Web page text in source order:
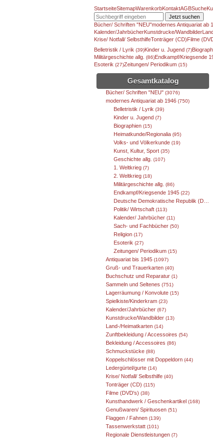
StartseiteSitemapWarenkorbKontaktAGBSuche
Jetzt suchen
Bücher/ Schriften "NEU"modernes Antiquariat ab
Kalender/JahrbücherKunstdrucke/Wandbilder
Krise/ Notfall/ SelbsthilfeTonträger (CD)Filme
Belletristik / Lyrik (39)Kinder u. Jugend (7)
Militärgeschichte allg. (86)Endkampf/Kriegsende
Esoterik (27)Zeitungen/ Periodikum (15)
Gesamtkatalog
Bücher/ Schriften "NEU" (3076)
modernes Antiquariat ab 1946 (750)
Belletristik / Lyrik (39)
Kinder u. Jugend (7)
Biographien (15)
Heimatkunde/Regionalia (95)
Volks- und Völkerkunde (19)
Kunst, Kultur, Sport (35)
Geschichte allg. (107)
1. Weltkrieg (7)
2. Weltkrieg (18)
Militärgeschichte allg. (86)
Endkampf/Kriegsende 1945 (22)
Deutsche Demokratische Republik (DDR)
Politik/ Wirtschaft (113)
Kalender/ Jahrbücher (11)
Sach- und Fachbücher (50)
Religion (17)
Esoterik (27)
Zeitungen/ Periodikum (15)
Antiquariat bis 1945 (1097)
Gruß- und Trauerkarten (40)
Buchschutz und Reparatur (1)
Sammeln und Seltenes (751)
Lagerräumung / Konvolute (15)
Spielkiste/Kinderkram (23)
Kalender/Jahrbücher (67)
Kunstdrucke/Wandbilder (13)
Land-/Heimatkarten (14)
Zunftbekleidung / Accessoires (54)
Bekleidung / Accessoires (86)
Schmuckstücke (88)
Koppelschlösser mit Doppeldorn (44)
Ledergürtel/gurte (14)
Krise/ Notfall/ Selbsthilfe (40)
Tonträger (CD) (115)
Filme (DVD's) (38)
Kunsthandwerk / Geschenkartikel (168)
Genußwaren/ Spirituosen (51)
Flaggen / Fahnen (139)
Tassenwerkstatt (101)
Regionale Dienstleistungen (7)